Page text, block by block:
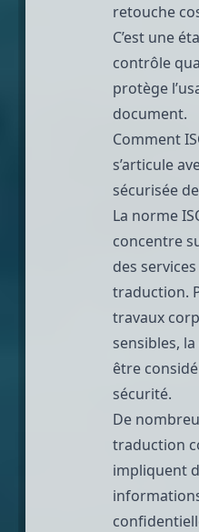
retouche
C’est une
contrôle
protège
document.
Comment
s’articule
sécurisée
La norme
concentre
des
traduction.
travaux
sensibles,
être
sécurité.
De
traduction
impliquent